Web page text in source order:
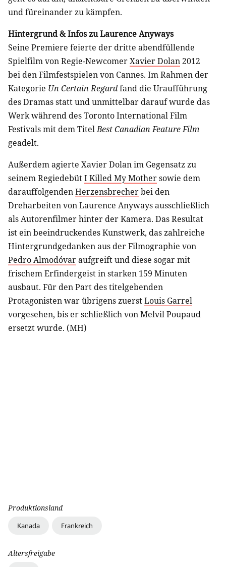
und füreinander zu kämpfen.
Hintergrund & Infos zu Laurence Anyways
Seine Premiere feierte der dritte abendfüllende
Spielfilm von Regie-NewcomerXavier Dolan2012
bei den Filmfestspielen von Cannes. Im Rahmen der
Kategorie Un Certain Regardfand die Uraufführung
des Dramas statt und unmittelbar darauf wurde das
Werk während des Toronto International Film
Festivals mit dem TitelBest Canadian Feature Film
geadelt.
Außerdem agierte Xavier Dolan im Gegensatz zu
seinem RegiedebütI Killed My Mothersowie dem
darauffolgendenHerzensbrecherbei den
Dreharbeiten von Laurence Anyways ausschließlich
als Autorenfilmer hinter der Kamera. Das Resultat
ist ein beeindruckendes Kunstwerk, das zahlreiche
Hintergrundgedanken aus der Filmographie von
Pedro Almodóvaraufgreift und diese sogar mit
frischem Erfindergeist in starken 159 Minuten
ausbaut. Für den Part des titelgebenden
Protagonisten war übrigens zuerstLouis Garrel
vorgesehen, bis er schließlich von Melvil Poupaud
ersetzt wurde. (MH)
Produktionsland
Kanada Frankreich
Altersfreigabe